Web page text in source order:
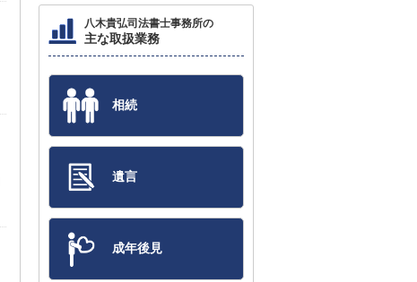
八木貴弘司法書士事務所の
主な取扱業務
相続
遺言
成年後見